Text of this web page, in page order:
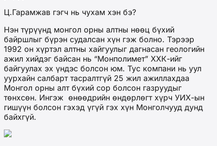
Ц.Гарамжав гэгч нь чухам хэн бэ?
Нэн түрүүнд монгол орны алтны нөөц бүхий
байршлыг бүрэн судалсан хүн гэж болно. Тэрээр
1992 он хүртэл алтны хайгуулыг дагнасан геологийн
ажил хийдэг байсан нь “Монполимет” ХХК-ийг
байгуулах эх үндэс болсон юм. Тус компани нь уул
уурхайн салбарт тасралтгүй 25 жил ажиллахдаа
Монгол орны алт бүхий сор болсон газруудыг
төнхсөн. Ингэж өнөөдрийн өндөрлөгт хүрч УИХ-ын
гишүүн болсон гэхэд үгүй гэх хүн Монголчууд дунд
байхгүй.